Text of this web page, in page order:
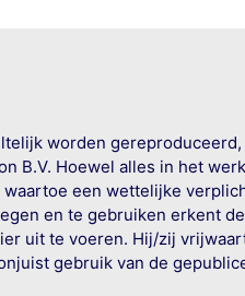
worden
B.V. Hoewel alles in het
een wettelijke
en te gebruiken erkent
uit te voeren. Hij/zij
gebruik van de